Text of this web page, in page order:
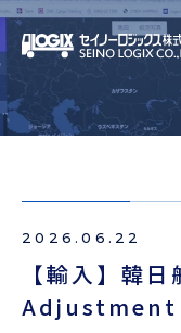
セイノーロジッ
サービス
お役立ちブログ
よくあるご質問
ニュース
セイノーロジック
事例
お役立ちブログ
2026.06.22
【輸入】韓
Adjustment